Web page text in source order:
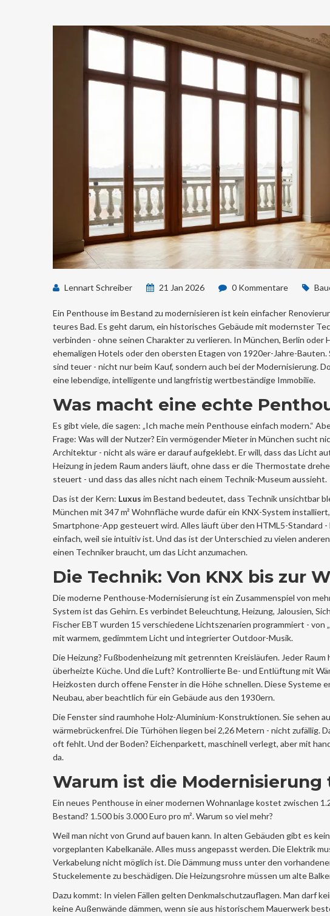
Lennart Schreiber 21 Jan 2026 0 Kommentare
Ein Penthouse im Bestand zu modernisieren ist kein einfacher
teures Bad. Es geht darum, ein historisches Gebäude mit modernster
verbinden - ohne seinen Charakter zu verlieren. In München, Berlin
ehemaligen Hotels oder den obersten Etagen von 1920er-Jahre-
sind teuer - nicht nur beim Kauf, sondern auch bei der Modernisierung.
eine lebendige, intelligente und langfristig wertbeständige Immobilie.
Was macht eine echte
Es gibt viele, die sagen: „Ich mache mein Penthouse einfach modern.“
Frage: Was will der Nutzer? Ein vermögender Mieter in München sucht
Architektur - nicht als wäre er darauf aufgeklebt. Er will, dass das Licht
Heizung in jedem Raum anders läuft, ohne dass er die Thermostate
steuert - und dass das alles nicht nach einem Technik-Museum aussieht.
Das ist der Kern: Luxus im Bestand bedeutet, dass Technik unsichtbar
München mit 347 m² Wohnfläche wurde dafür ein KNX-System
Smartphone-App gesteuert wird. Alles läuft über den HTML5-Standard
einfach, weil sie intuitiv ist. Und das ist der Unterschied zu vielen
einen Techniker braucht, um das Licht anzumachen.
Die Technik: Von KNX bis zur
Die moderne Penthouse-Modernisierung ist ein Zusammenspiel von
System ist das Gehirn. Es verbindet Beleuchtung, Heizung, Jalousien,
Fischer EBT wurden 15 verschiedene Lichtszenarien programmiert -
mit warmem, gedimmtem Licht und integrierter Outdoor-Musik.
Die Heizung? Fußbodenheizung mit getrennten Kreisläufen. Jeder
überheizte Küche. Und die Luft? Kontrollierte Be- und Entlüftung mit
Heizkosten durch offene Fenster in die Höhe schnellen. Diese
Neubau, aber beachtlich für ein Gebäude aus den 1930ern.
Die Fenster sind raumhohe Holz-Aluminium-Konstruktionen. Sie sehen
wärmebrückenfrei. Die Türhöhen liegen bei 2,26 Metern - nicht zufällig.
oft fehlt. Und der Boden? Eichenparkett, maschinell verlegt, aber mit
da.
Warum ist die Modernisierung
Ein neues Penthouse in einer modernen Wohnanlage kostet zwischen
Bestand? 1.500 bis 3.000 Euro pro m². Warum so viel mehr?
Weil man nicht von Grund auf bauen kann. In alten Gebäuden gibt es
vorgeplanten Kabelkanäle. Alles muss angepasst werden. Die Elektrik
Verkabelung nicht möglich ist. Die Dämmung muss unter den
Stuckelemente zu beschädigen. Die Heizungsrohre müssen um alte
Dazu kommt: In vielen Fällen gelten Denkmalschutzauflagen. Man darf
keine Außenwände dämmen, wenn sie aus historischem Mauerwerk